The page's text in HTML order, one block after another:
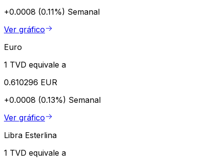
+0.0008 (0.11%) Semanal
Ver gráfico
Euro
1 TVD equivale a
0.610296 EUR
+0.0008 (0.13%) Semanal
Ver gráfico
Libra Esterlina
1 TVD equivale a